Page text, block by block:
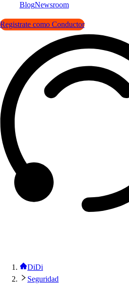
BlogNewsroom
Registrate como Conductor
DiDi
Seguridad